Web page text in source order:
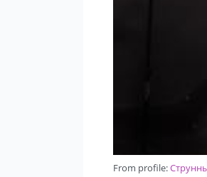
From profile: